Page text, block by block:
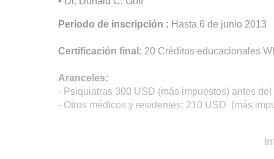
Período de inscripción : Hasta 6 de junio 2013
Certificación final: 20 Créditos educacionales
Aranceles:
- Psiquiatras 300 USD (más impuestos) antes del
- Otros médicos y residentes: 210 USD (más